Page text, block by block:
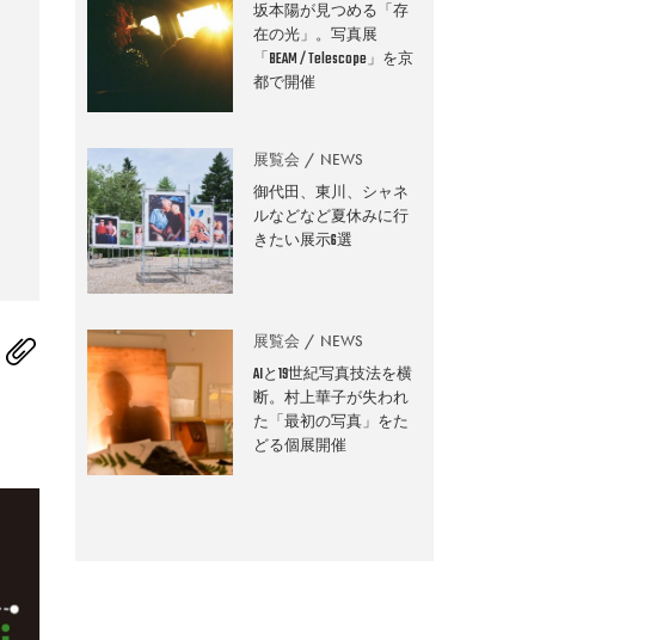
坂本陽が見つめる「存
在の光」。写真展
「BEAM / Telescope」を京
都で開催
展覧会 NEWS
御代田、東川、シャネ
ルなどなど夏休みに行
きたい展示6選
展覧会 NEWS
AIと19世紀写真技法を横
断。村上華子が失われ
た「最初の写真」をた
どる個展開催